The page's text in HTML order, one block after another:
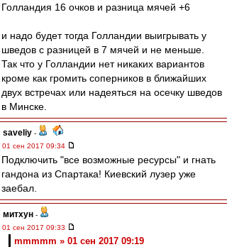
Голландия 16 очков и разница мячей +6
и надо будет тогда Голландии выигрывать у
шведов с разницей в 7 мячей и не меньше.
Так что у Голландии нет никаких вариантов
кроме как громить соперников в ближайших
двух встречах или надеяться на осечку шведов
в Минске.
saveliy -
01 сен 2017 09:34
Подключить "все возможные ресурсы" и гнать
гандона из Спартака! Киевский лузер уже
заебал.
митхун -
01 сен 2017 09:33
mmmmm » 01 сен 2017 09:19